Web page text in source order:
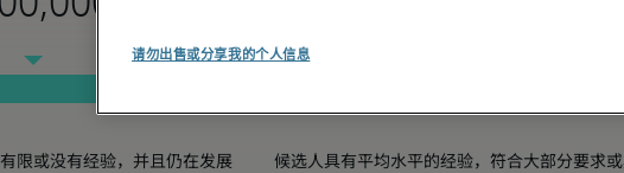
限或没有经验，并且仍在发展
候选人具有平均水平的经验，符合大部分要求或
请勿出售或分享我的个人信息